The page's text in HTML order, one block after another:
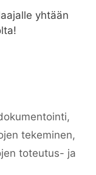
yhtään
,
tekeminen,
toteutus- ja